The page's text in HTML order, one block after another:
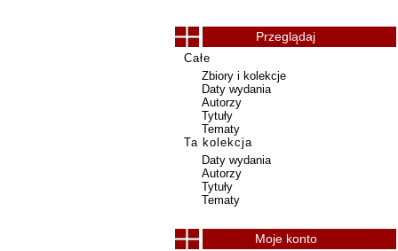
Przeglądaj
Całe
Zbiory i kolekcje
Daty wydania
Autorzy
Tytuły
Tematy
Ta kolekcja
Daty wydania
Autorzy
Tytuły
Tematy
Moje konto